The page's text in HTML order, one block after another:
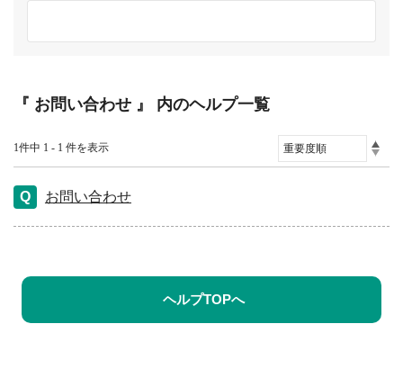
『 お問い合わせ 』 内のヘルプ一覧
1件中 1 - 1 件を表示
お問い合わせ
ヘルプTOPへ